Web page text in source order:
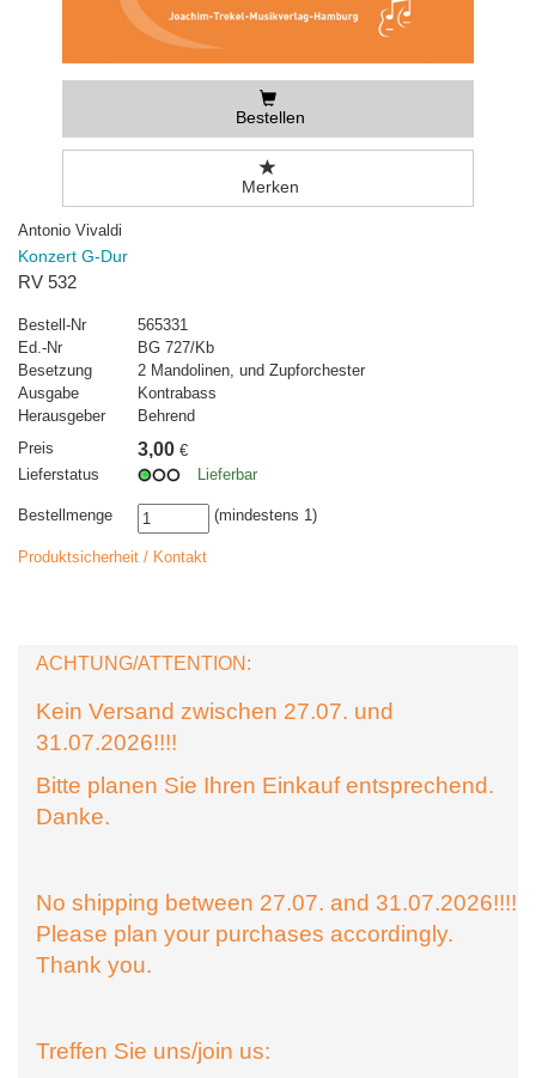
Bestellen
Merken
Antonio Vivaldi
Konzert G-Dur
RV 532
Bestell-Nr
565331
Ed.-Nr
BG 727/Kb
Besetzung
2 Mandolinen, und Zupforchester
Ausgabe
Kontrabass
Herausgeber
Behrend
Preis
3,00 €
Lieferstatus
Lieferbar
Bestellmenge (mindestens 1)
Produktsicherheit / Kontakt
ACHTUNG/ATTENTION:
Kein Versand zwischen 27.07. und
31.07.2026!!!!
Bitte planen Sie Ihren Einkauf entsprechend.
Danke.
No shipping between 27.07. and 31.07.2026!!!!
Please plan your purchases accordingly.
Thank you.
Treffen Sie uns/join us: